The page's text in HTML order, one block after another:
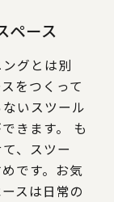
ペース
グとは別
をつくって
いスツール
きます。 も
、スツー
です。お気
スは日常の